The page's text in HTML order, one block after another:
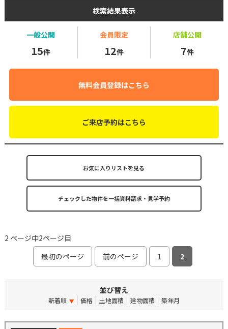
検索結果表示
一般公開
15件
会員限定
12件
店舗公開
7件
無料会員登録はこちら
ご来店予約はこちら
お気に入りリストを見る
2 ページ中2ページ目
最初のページ
前のページ 1 2
並び替え
新着順 価格 土地面積 建物面積 築年月